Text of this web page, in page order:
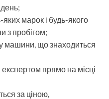
марок і будь-якого
з пробігом;
машини, що знаходиться
прямо на місці
за ціною,